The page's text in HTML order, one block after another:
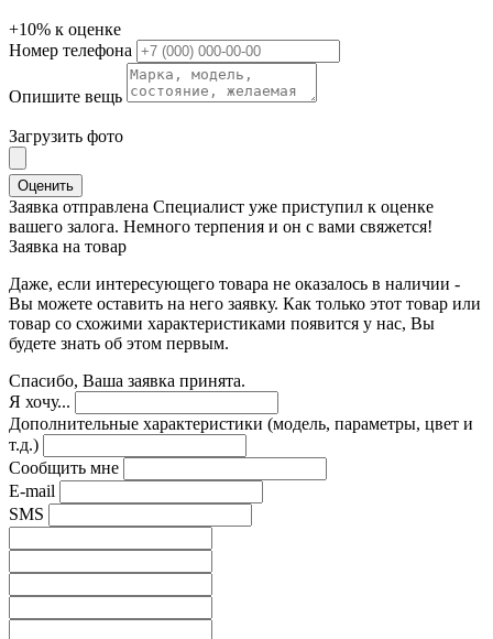
+10% к оценке
Номер телефона
Опишите вещь
Загрузить фото
Оценить
Заявка отправлена Специалист уже приступил к оценке
вашего залога. Немного терпения и он с вами свяжется!
Заявка на товар
Даже, если интересующего товара не оказалось в наличии -
Вы можете оставить на него заявку. Как только этот товар или
товар со схожими характеристиками появится у нас, Вы
будете знать об этом первым.
Спасибо, Ваша заявка принята.
Я хочу...
Дополнительные характеристики (модель, параметры, цвет и
т.д.)
Сообщить мне
E-mail
SMS